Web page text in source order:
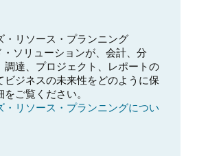
・リソース・プランニング
・ソリューションが、会計、分
調達、プロジェクト、レポートの
ビジネスの未来性をどのように保
ご覧ください。
・リソース・プランニングについ